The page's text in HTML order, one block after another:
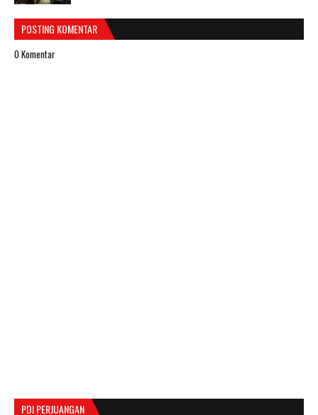
POSTING KOMENTAR
0 Komentar
PDI PERJUANGAN